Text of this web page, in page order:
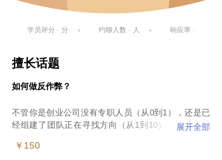
学员评分 - 分 约聊人数 - 人 响应率 -
擅长话题
如何做反作弊？
不管你是创业公司没有专职人员（从0到1），还是已
经组建了团队正在寻找方向（从1到10），抑或已经
你是业务主管、风控带头人、普通员工还是仅仅对风
展开全部
￥150